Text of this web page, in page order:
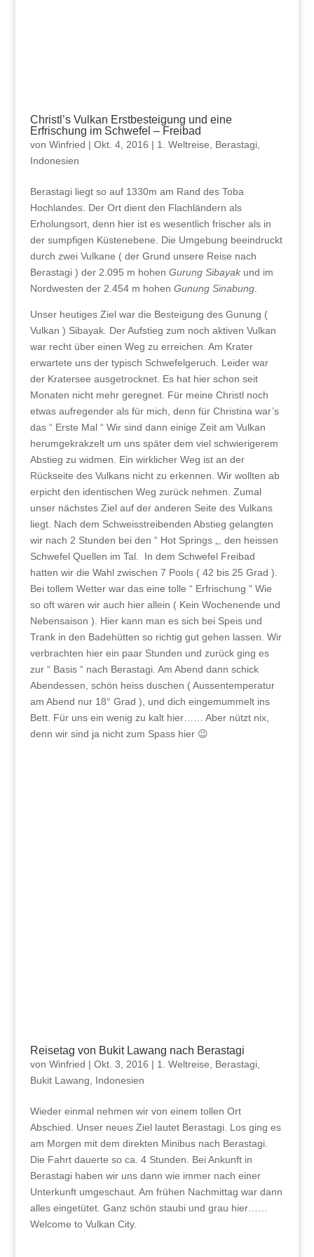
Christl’s Vulkan Erstbesteigung und eine
Erfrischung im Schwefel – Freibad
von Winfried | Okt. 4, 2016 | 1. Weltreise, Berastagi,
Indonesien
Berastagi liegt so auf 1330m am Rand des Toba
Hochlandes. Der Ort dient den Flachländern als
Erholungsort, denn hier ist es wesentlich frischer als in
der sumpfigen Küstenebene. Die Umgebung beeindruckt
durch zwei Vulkane ( der Grund unsere Reise nach
Berastagi ) der 2.095 m hohen Gurung Sibayak und im
Nordwesten der 2.454 m hohen Gunung Sinabung.
Unser heutiges Ziel war die Besteigung des Gunung (
Vulkan ) Sibayak. Der Aufstieg zum noch aktiven Vulkan
war recht über einen Weg zu erreichen. Am Krater
erwartete uns der typisch Schwefelgeruch. Leider war
der Kratersee ausgetrocknet. Es hat hier schon seit
Monaten nicht mehr geregnet. Für meine Christl noch
etwas aufregender als für mich, denn für Christina war’s
das “ Erste Mal “ Wir sind dann einige Zeit am Vulkan
herumgekrakzelt um uns später dem viel schwierigerem
Abstieg zu widmen. Ein wirklicher Weg ist an der
Rückseite des Vulkans nicht zu erkennen. Wir wollten ab
erpicht den identischen Weg zurück nehmen. Zumal
unser nächstes Ziel auf der anderen Seite des Vulkans
liegt. Nach dem Schweisstreibenden Abstieg gelangten
wir nach 2 Stunden bei den “ Hot Springs „, den heissen
Schwefel Quellen im Tal. In dem Schwefel Freibad
hatten wir die Wahl zwischen 7 Pools ( 42 bis 25 Grad ).
Bei tollem Wetter war das eine tolle “ Erfrischung “ Wie
so oft waren wir auch hier allein ( Kein Wochenende und
Nebensaison ). Hier kann man es sich bei Speis und
Trank in den Badehütten so richtig gut gehen lassen. Wir
verbrachten hier ein paar Stunden und zurück ging es
zur “ Basis “ nach Berastagi. Am Abend dann schick
Abendessen, schön heiss duschen ( Aussentemperatur
am Abend nur 18° Grad ), und dich eingemummelt ins
Bett. Für uns ein wenig zu kalt hier…… Aber nützt nix,
denn wir sind ja nicht zum Spass hier 😉
Reisetag von Bukit Lawang nach Berastagi
von Winfried | Okt. 3, 2016 | 1. Weltreise, Berastagi,
Bukit Lawang, Indonesien
Wieder einmal nehmen wir von einem tollen Ort
Abschied. Unser neues Ziel lautet Berastagi. Los ging es
am Morgen mit dem direkten Minibus nach Berastagi.
Die Fahrt dauerte so ca. 4 Stunden. Bei Ankunft in
Berastagi haben wir uns dann wie immer nach einer
Unterkunft umgeschaut. Am frühen Nachmittag war dann
alles eingetütet. Ganz schön staubi und grau hier……
Welcome to Vulkan City.